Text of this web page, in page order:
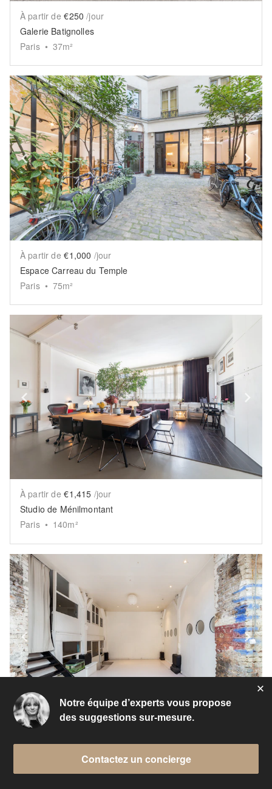
À partir de €250 /jour
Galerie Batignolles
Paris • 37m²
Show previous slide
À partir de €1,000 /jour
Espace Carreau du Temple
Paris • 75m²
Show previous slide
À partir de €1,415 /jour
Studio de Ménilmontant
Paris • 140m²
Show previous slide
Notre équipe d’experts vous propose
des suggestions sur-mesure.
Contactez un concierge